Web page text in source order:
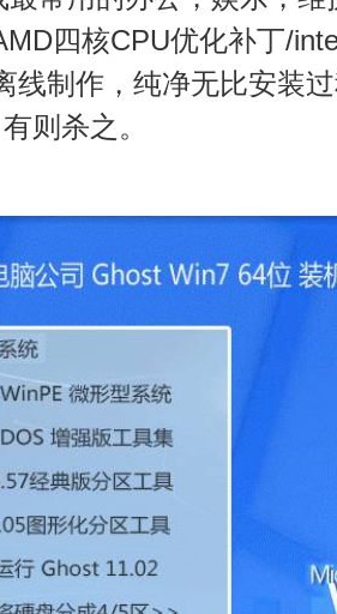
四核CPU优化补丁/
线制作，纯净无比安装
则杀之。